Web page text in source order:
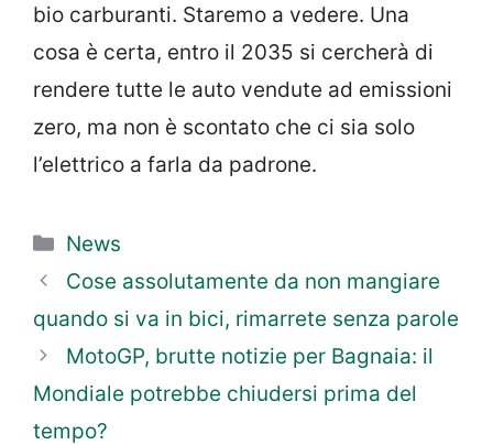
bio carburanti. Staremo a vedere. Una
cosa è certa, entro il 2035 si cercherà di
rendere tutte le auto vendute ad emissioni
zero, ma non è scontato che ci sia solo
l’elettrico a farla da padrone.
Categorie
News
Cose assolutamente da non mangiare
quando si va in bici, rimarrete senza parole
MotoGP, brutte notizie per Bagnaia: il
Mondiale potrebbe chiudersi prima del
tempo?